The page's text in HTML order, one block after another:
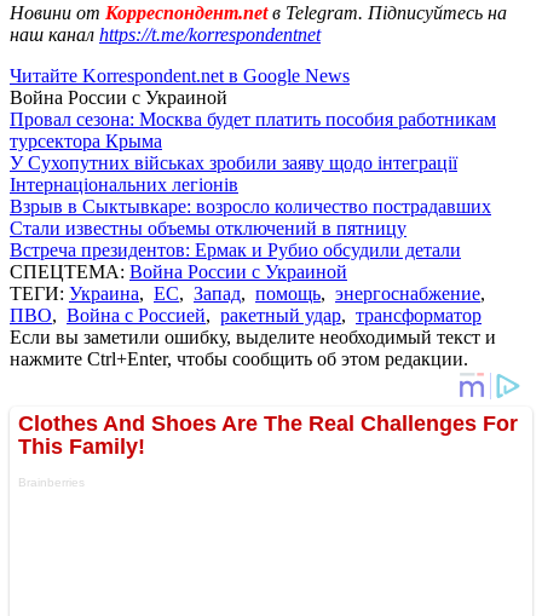
Новини от Корреспондент.netв Telegram. Підписуйтесь на
наш канал https://t.me/korrespondentnet
Читайте Korrespondent.net в Google News
Война России с Украиной
Провал сезона: Москва будет платить пособия работникам
турсектора Крыма
У Сухопутних військах зробили заяву щодо інтеграції
Інтернаціональних легіонів
Взрыв в Сыктывкаре: возросло количество пострадавших
Стали известны объемы отключений в пятницу
Встреча президентов: Ермак и Рубио обсудили детали
СПЕЦТЕМА: Война России с Украиной
ТЕГИ: Украина, ЕС, Запад, помощь, энергоснабжение,
ПВО, Война с Россией, ракетный удар, трансформатор
Если вы заметили ошибку, выделите необходимый текст и
нажмите Ctrl+Enter, чтобы сообщить об этом редакции.